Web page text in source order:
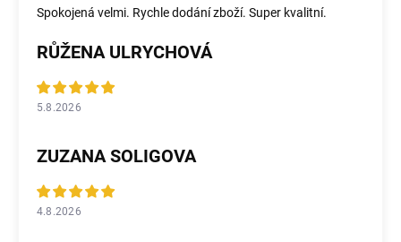
Spokojená velmi. Rychle dodání zboží. Super kvalitní.
RŮŽENA ULRYCHOVÁ
5.8.2026
ZUZANA SOLIGOVA
4.8.2026